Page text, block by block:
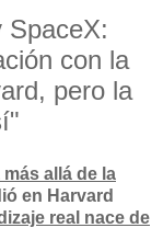
SpaceX:
con la
pero la
allá de la
en Harvard
real nace de